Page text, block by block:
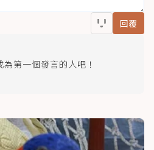
回覆
第一個發言的人吧！